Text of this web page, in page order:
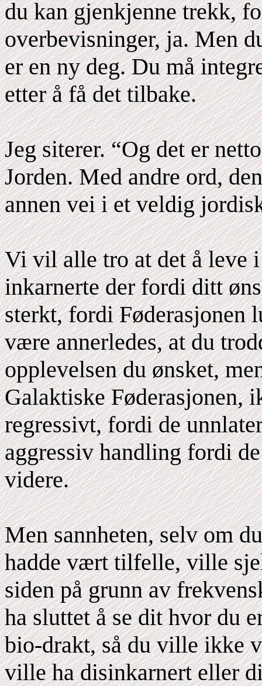
du kan gjenkjenne trekk,
overbevisninger, ja. Men
er en ny deg. Du må
etter å få det tilbake.
Jeg siterer. “Og det er
Jorden. Med andre ord,
annen vei i et veldig
Vi vil alle tro at det å leve
inkarnerte der fordi ditt
sterkt, fordi Føderasjonen
være annerledes, at du
opplevelsen du ønsket,
Galaktiske Føderasjonen,
regressivt, fordi de
aggressiv handling fordi
videre.
Men sannheten, selv om
hadde vært tilfelle, ville
siden på grunn av
ha sluttet å se dit hvor du
bio-drakt, så du ville ikke
ville ha disinkarnert eller